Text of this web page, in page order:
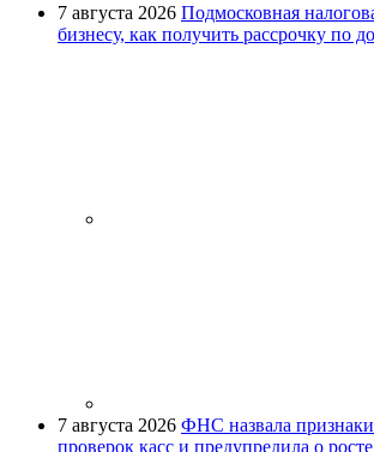
7 августа 2026 Подмосковная
бизнесу, как получить рассрочку по
7 августа 2026 ФНС назвала
проверок касс и предупредила о